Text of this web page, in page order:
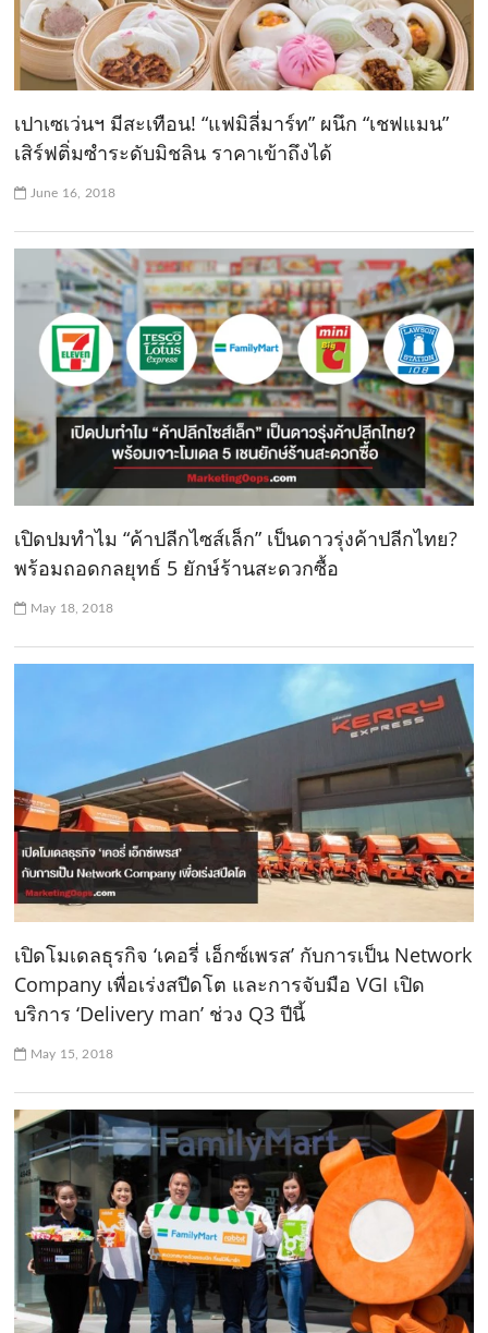
เปาเซเว่นฯ มีสะเทือน! “แฟมิลี่มาร์ท” ผนึก “เชฟแมน”
เสิร์ฟติ่มซำระดับมิชลิน ราคาเข้าถึงได้
June 16, 2018
เปิดปมทำไม “ค้าปลีกไซส์เล็ก” เป็นดาวรุ่งค้าปลีกไทย?
พร้อมถอดกลยุทธ์ 5 ยักษ์ร้านสะดวกซื้อ
May 18, 2018
เปิดโมเดลธุรกิจ ‘เคอรี่ เอ็กซ์เพรส’ กับการเป็น Network
Company เพื่อเร่งสปีดโต และการจับมือ VGI เปิด
บริการ ‘Delivery man’ ช่วง Q3 ปีนี้
May 15, 2018